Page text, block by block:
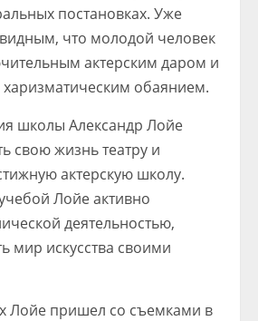
постановках. Уже
что молодой человек
актерским даром и
обаянием.
школы Александр Лойе
свою жизнь театру и
актерскую школу.
Лойе активно
деятельностью,
мир искусства своими
Лойе пришел со съемками в